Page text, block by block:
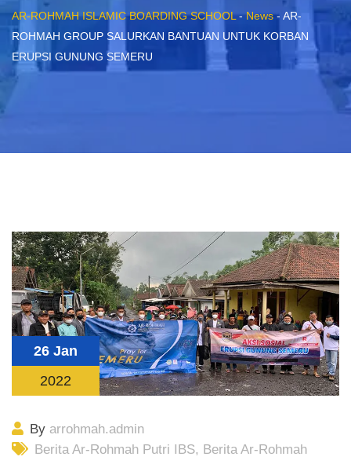
AR-ROHMAH ISLAMIC BOARDING SCHOOL-News- AR-
ROHMAH GROUP SALURKAN BANTUAN UNTUK KORBAN
ERUPSI GUNUNG SEMERU
26 Jan
2022
By arrohmah.admin
Berita Ar-Rohmah Putri IBS, Berita Ar-Rohmah